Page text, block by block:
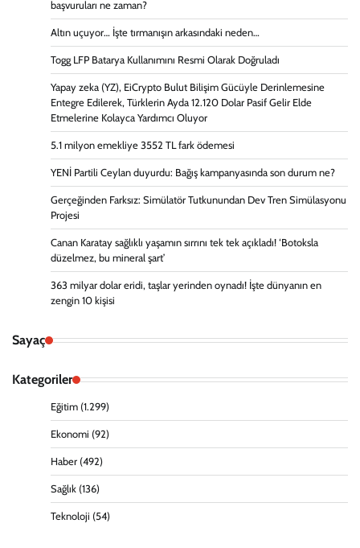
başvuruları ne zaman?
Altın uçuyor… İşte tırmanışın arkasındaki neden…
Togg LFP Batarya Kullanımını Resmi Olarak Doğruladı
Yapay zeka (YZ), EiCrypto Bulut Bilişim Gücüyle Derinlemesine
Entegre Edilerek, Türklerin Ayda 12.120 Dolar Pasif Gelir Elde
Etmelerine Kolayca Yardımcı Oluyor
5.1 milyon emekliye 3552 TL fark ödemesi
YENİ Partili Ceylan duyurdu: Bağış kampanyasında son durum ne?
Gerçeğinden Farksız: Simülatör Tutkunundan Dev Tren Simülasyonu
Projesi
Canan Karatay sağlıklı yaşamın sırrını tek tek açıkladı! ‘Botoksla
düzelmez, bu mineral şart’
363 milyar dolar eridi, taşlar yerinden oynadı! İşte dünyanın en
zengin 10 kişisi
Sayaç
Kategoriler
Eğitim (1.299)
Ekonomi (92)
Haber (492)
Sağlık (136)
Teknoloji (54)